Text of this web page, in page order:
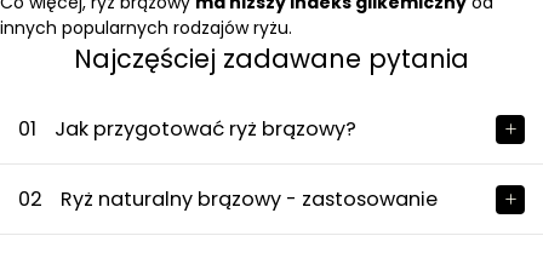
innych popularnych rodzajów ryżu.
Najczęściej zadawane pytania
01 Jak przygotować ryż brązowy?
02 Ryż naturalny brązowy - zastosowanie